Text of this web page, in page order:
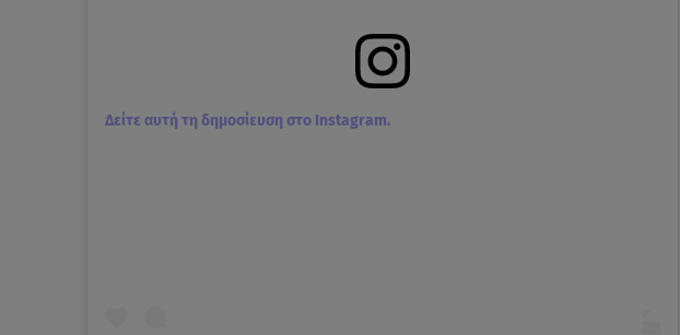
Δείτε αυτή τη δημοσίευση στο Instagram.